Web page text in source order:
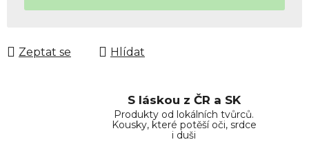
Zeptat se Hlídat
S láskou z ČR a SK
Produkty od lokálních tvůrců.
Kousky, které potěší oči, srdce
i duši